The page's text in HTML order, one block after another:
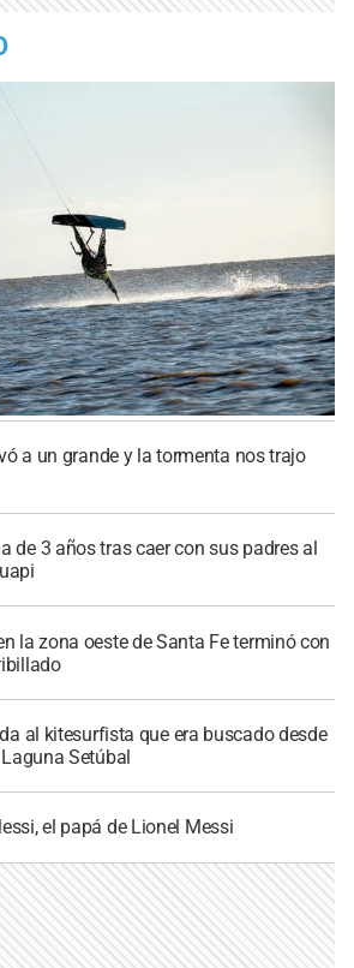
a un grande y la tormenta nos trajo
de 3 años tras caer con sus padres al
la zona oeste de Santa Fe terminó con
al kitesurfista que era buscado desde
Setúbal
el papá de Lionel Messi